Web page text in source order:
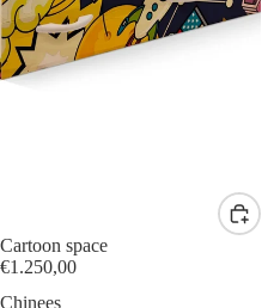
Cartoon space
€1.250,00
Chinees